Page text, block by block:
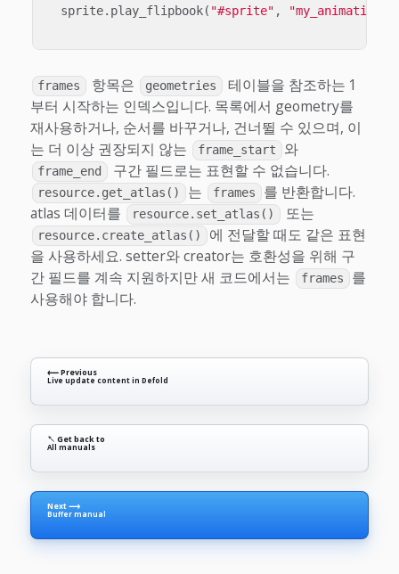
sprite. play_flipbook( "#sprite" , "my_animation"
frames 항목은 geometries
테이블을 참조하는 1
부터 시작하는 인덱스입니다. 목록에서 geometry를
재사용하거나, 순서를 바꾸거나, 건너뛸 수 있으며, 이
는 더 이상 권장되지 않는
frame_start 와
frame_end 구간 필드로는 표현할 수 없습니다.
resource.get_atlas() 는 frames
를 반환합니다.
atlas 데이터를
resource.set_atlas() 또는
resource.create_atlas()
에 전달할 때도 같은 표현
을 사용하세요. setter와 creator는 호환성을 위해 구
간 필드를 계속 지원하지만 새 코드에서는
frames
를
사용해야 합니다.
⟵ Previous
Live update content in Defold
↖ Get back to
All manuals
Next ⟶
Buffer manual